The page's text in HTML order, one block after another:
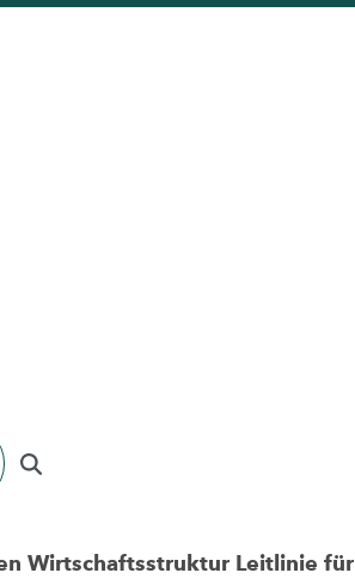
Wirtschaftsstruktur Leitlinie für